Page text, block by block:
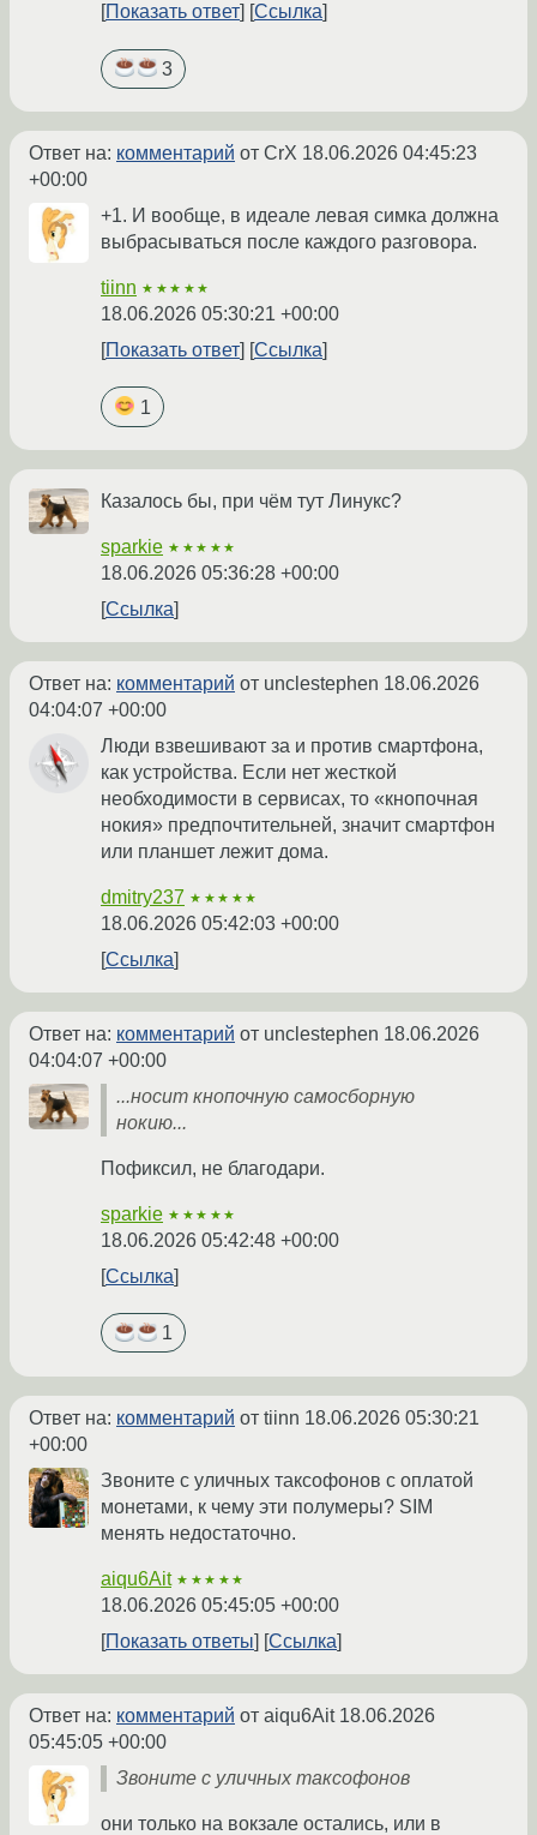
Показать ответ
Ссылка
3
Ответ на: комментарий от CrX 18.06.2026 04:45:23
+00:00
+1. И вообще, в идеале левая симка должна
выбрасываться после каждого разговора.
tiinn ★★★★★
18.06.2026 05:30:21 +00:00
Показать ответ
Ссылка
1
Казалось бы, при чём тут Линукс?
sparkie ★★★★★
18.06.2026 05:36:28 +00:00
Ссылка
Ответ на: комментарий от unclestephen 18.06.2026
04:04:07 +00:00
Люди взвешивают за и против смартфона,
как устройства. Если нет жесткой
необходимости в сервисах, то «кнопочная
нокия» предпочтительней, значит смартфон
или планшет лежит дома.
dmitry237 ★★★★★
18.06.2026 05:42:03 +00:00
Ссылка
Ответ на: комментарий от unclestephen 18.06.2026
04:04:07 +00:00
...носит кнопочную самосборную
нокию...
Пофиксил, не благодари.
sparkie ★★★★★
18.06.2026 05:42:48 +00:00
Ссылка
1
Ответ на: комментарий от tiinn 18.06.2026 05:30:21
+00:00
Звоните с уличных таксофонов с оплатой
монетами, к чему эти полумеры? SIM
менять недостаточно.
aiqu6Ait ★★★★★
18.06.2026 05:45:05 +00:00
Показать ответы
Ссылка
Ответ на: комментарий от aiqu6Ait 18.06.2026
05:45:05 +00:00
Звоните с уличных таксофонов
они только на вокзале остались, или в